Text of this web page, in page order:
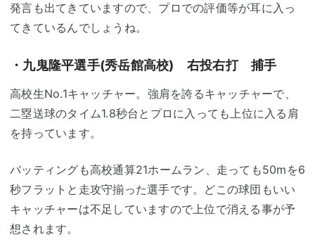
発言も出てきていますので、プロでの評価等が耳に入っ
てきているんでしょうね。
・九鬼隆平選手(秀岳館高校) 右投右打 捕手
高校生No.1キャッチャー。強肩を誇るキャッチャーで、
二塁送球のタイム1.8秒台とプロに入っても上位に入る肩
を持っています。
バッティングも高校通算21ホームラン、走っても50mを6
秒フラットと走攻守揃った選手です。どこの球団もいい
キャッチャーは不足していますので上位で消える事が予
想されます。